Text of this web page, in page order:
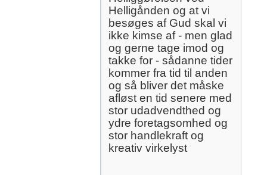
Helligånden og at vi
besøges af Gud skal vi
ikke kimse af - men glad
og gerne tage imod og
takke for - sådanne tider
kommer fra tid til anden
og så bliver det måske
afløst en tid senere med
stor udadvendthed og
ydre foretagsomhed og
stor handlekraft og
kreativ virkelyst